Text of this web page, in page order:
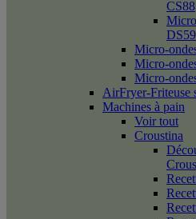
CS88
DS59
Micro-
Micro-
Micro-
AirFryer-Friteuse
Machines à pain
Voir tout
Croustina